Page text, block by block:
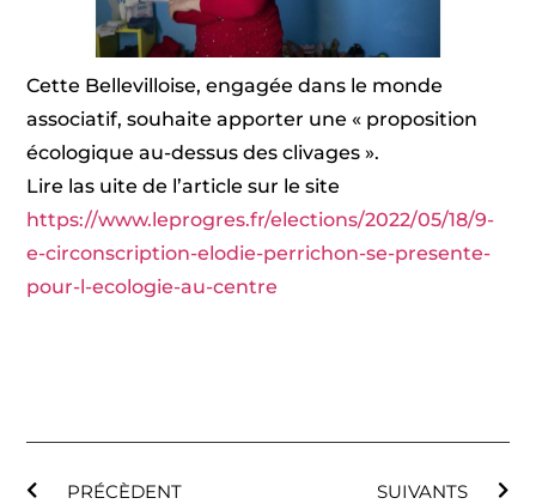
Cette Bellevilloise, engagée dans le monde
associatif, souhaite apporter une « proposition
écologique au-dessus des clivages ».
Lire las uite de l’article sur le site
https://www.leprogres.fr/elections/2022/05/18/9-
e-circonscription-elodie-perrichon-se-presente-
pour-l-ecologie-au-centre
PRÉCÈDENT SUIVANTS